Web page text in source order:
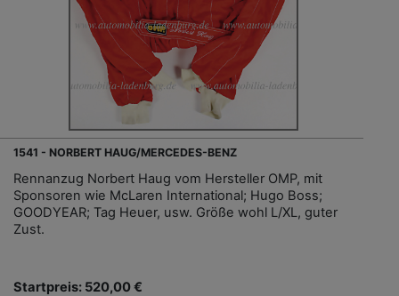
1541 - NORBERT HAUG/MERCEDES-BENZ
Rennanzug Norbert Haug vom Hersteller OMP, mit
Sponsoren wie McLaren International; Hugo Boss;
GOODYEAR; Tag Heuer, usw. Größe wohl L/XL, guter
Zust.
Startpreis: 520,00 €